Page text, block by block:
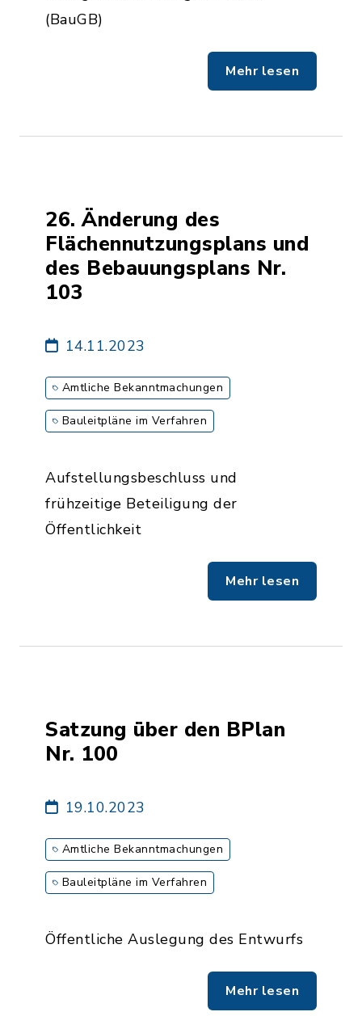
(BauGB)
Mehr lesen
26. Änderung des
Flächennutzungsplans und
des Bebauungsplans Nr.
103
14.11.2023
Amtliche Bekanntmachungen
Bauleitpläne im Verfahren
Aufstellungsbeschluss und
frühzeitige Beteiligung der
Öffentlichkeit
Mehr lesen
Satzung über den BPlan
Nr. 100
19.10.2023
Amtliche Bekanntmachungen
Bauleitpläne im Verfahren
Öffentliche Auslegung des Entwurfs
Mehr lesen